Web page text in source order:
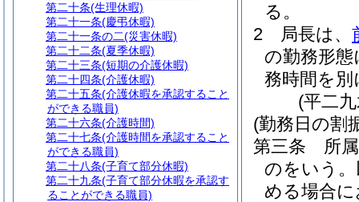
る。
2
局長は、
の勤務形
務時間を
(平二
(勤務日の割
第三条
所
のをいう
める場合
第二十条(生理休暇)
第二十一条(慶弔休暇)
第二十一条の二(災害休暇)
第二十二条(夏季休暇)
第二十三条(短期の介護休暇)
第二十四条(介護休暇)
第二十五条(介護休暇を承認すること
ができる職員)
第二十六条(介護時間)
第二十七条(介護時間を承認すること
ができる職員)
第二十八条(子育て部分休暇)
第二十九条(子育て部分休暇を承認す
ることができる職員)